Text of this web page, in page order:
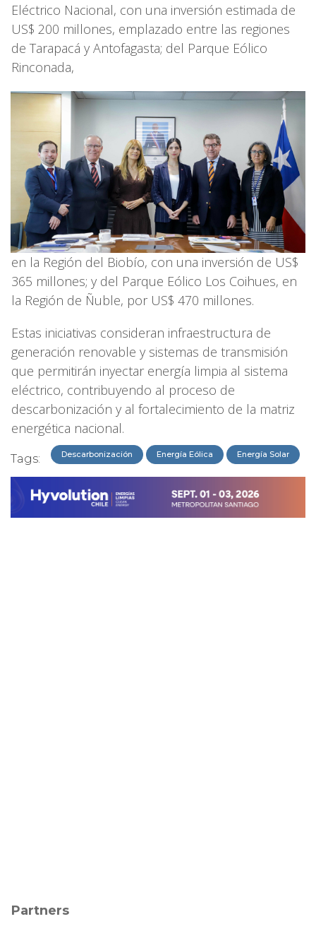
Eléctrico Nacional, con una inversión estimada de
US$ 200 millones, emplazado entre las regiones
de Tarapacá y Antofagasta; del Parque Eólico
Rinconada,
en la Región del Biobío, con una inversión de US$
365 millones; y del Parque Eólico Los Coihues, en
la Región de Ñuble, por US$ 470 millones.
Estas iniciativas consideran infraestructura de
generación renovable y sistemas de transmisión
que permitirán inyectar energía limpia al sistema
eléctrico, contribuyendo al proceso de
descarbonización y al fortalecimiento de la matriz
energética nacional.
Tags: Descarbonización Energía Eólica Energía Solar
Partners